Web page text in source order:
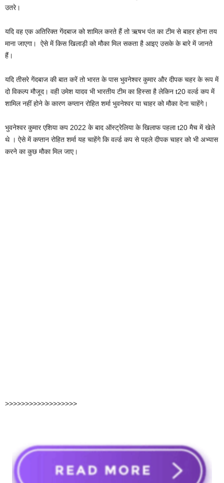
उतरे।
यदि वह एक अतिरिक्त गेंदबाज को शामिल करते हैं तो ऋषभ पंत का टीम से बाहर होना तय
माना जाएगा। ऐसे में किस खिलाड़ी को मौका मिल सकता है आइए उसके के बारे में जानते
हैं।
यदि तीसरे गेंदबाज की बात करें तो भारत के पास भुवनेश्वर कुमार और दीपक चहर के रूप में
दो विकल्प मौजूद। वही उमेश यादव भी भारतीय टीम का हिस्सा है लेकिन t20 वर्ल्ड कप में
शामिल नहीं होने के कारण कप्तान रोहित शर्मा भुवनेश्वर या चाहर को मौका देना चाहेंगे।
भुवनेश्वर कुमार एशिया कप 2022 के बाद ऑस्ट्रेलिया के खिलाफ पहला t20 मैच में खेले
थे । ऐसे में कप्तान रोहित शर्मा यह चाहेंगे कि वर्ल्ड कप से पहले दीपक चाहर को भी अभ्यास
करने का कुछ मौका मिल जाए।
>>>>>>>>>>>>>>>>>>